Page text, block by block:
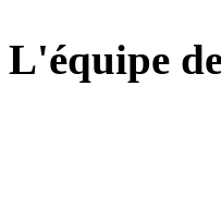
L'équipe